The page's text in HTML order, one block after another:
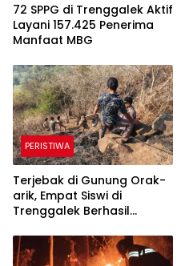
72 SPPG di Trenggalek Aktif
Layani 157.425 Penerima
Manfaat MBG
PERISTIWA
Terjebak di Gunung Orak-
arik, Empat Siswi di
Trenggalek Berhasil